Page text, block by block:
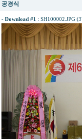
공경식
- Download #1 : SH100002.JPG